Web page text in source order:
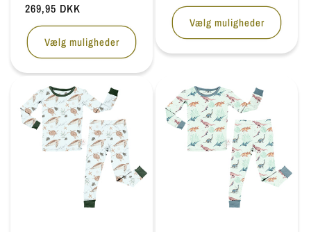
Normalpris
269,95 DKK
Vælg muligheder
Vælg muligheder